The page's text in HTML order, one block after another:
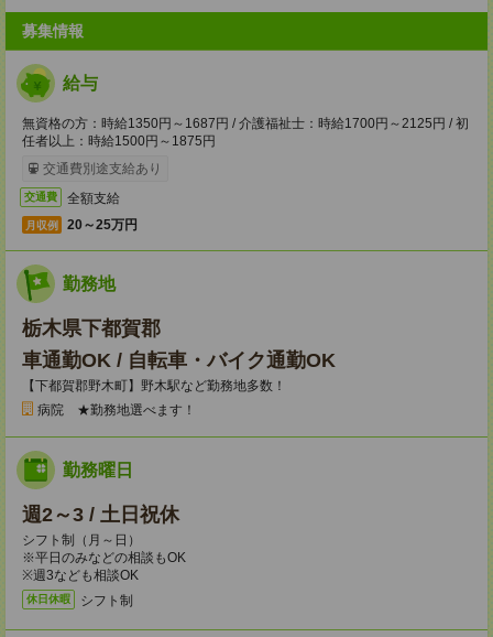
募集情報
給与
無資格の方：時給1350円～1687円 / 介護福祉士：時給1700円～2125円 / 初
任者以上：時給1500円～1875円
交通費別途支給あり
交通費 全額支給
月収例 20～25万円
勤務地
栃木県下都賀郡
車通勤OK / 自転車・バイク通勤OK
【下都賀郡野木町】野木駅など勤務地多数！
病院 ★勤務地選べます！
勤務曜日
週2～3 / 土日祝休
シフト制（月～日）
※平日のみなどの相談もOK
※週3なども相談OK
休日休暇 シフト制